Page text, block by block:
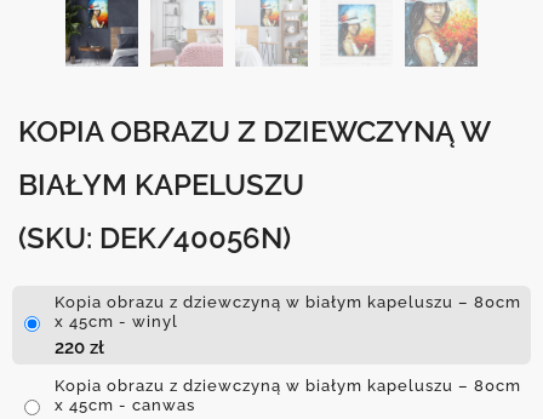
KOPIA OBRAZU Z DZIEWCZYNĄ W
BIAŁYM KAPELUSZU
(SKU: DEK/40056N)
Kopia obrazu z dziewczyną w białym kapeluszu – 80cm
x 45cm - winyl
220 zł
Kopia obrazu z dziewczyną w białym kapeluszu – 80cm
x 45cm - canwas